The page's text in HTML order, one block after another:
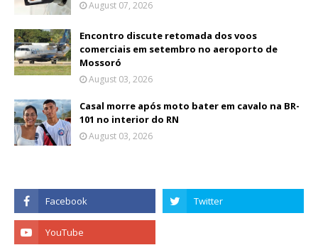
August 07, 2026
Encontro discute retomada dos voos
comerciais em setembro no aeroporto de
Mossoró
August 03, 2026
Casal morre após moto bater em cavalo na BR-
101 no interior do RN
August 03, 2026